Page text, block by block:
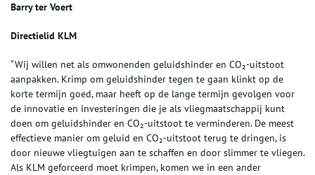
Barry ter Voert
Directielid KLM
“Wij willen net als omwonenden geluids­hinder en CO₂-uit­stoot
aanpakken. Krimp om geluidshinder tegen te gaan klinkt op de
korte termijn goed, maar heeft op de lange ter­mijn gevolgen voor
de innovatie en investeringen die je als vliegmaat­schappij kunt
doen om geluidshinder en CO₂-uit­stoot te verminderen. De meest
effectieve manier om geluid en CO₂-uitstoot terug te dringen, is
door nieuwe vliegtuigen aan te schaffen en door slimmer te vliegen.
Als KLM gefor­ceerd moet krimpen, komen we in een ander